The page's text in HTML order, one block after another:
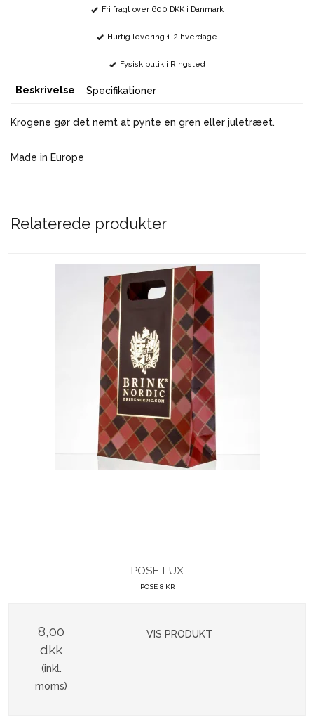
Fri fragt over 600 DKK i Danmark
Hurtig levering 1-2 hverdage
Fysisk butik i Ringsted
Beskrivelse Specifikationer
Krogene gør det nemt at pynte en gren eller juletræet.
Made in Europe
Relaterede produkter
POSE LUX
POSE 8 KR
8,00
dkk
(inkl.
moms)
VIS PRODUKT